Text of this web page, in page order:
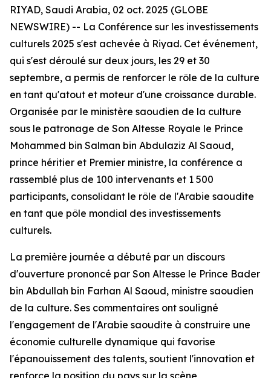
RIYAD, Saudi Arabia, 02 oct. 2025 (GLOBE
NEWSWIRE) -- La Conférence sur les investissements
culturels 2025 s'est achevée à Riyad. Cet événement,
qui s'est déroulé sur deux jours, les 29 et 30
septembre, a permis de renforcer le rôle de la culture
en tant qu'atout et moteur d'une croissance durable.
Organisée par le ministère saoudien de la culture
sous le patronage de Son Altesse Royale le Prince
Mohammed bin Salman bin Abdulaziz Al Saoud,
prince héritier et Premier ministre, la conférence a
rassemblé plus de 100 intervenants et 1 500
participants, consolidant le rôle de l'Arabie saoudite
en tant que pôle mondial des investissements
culturels.
La première journée a débuté par un discours
d'ouverture prononcé par Son Altesse le Prince Bader
bin Abdullah bin Farhan Al Saoud, ministre saoudien
de la culture. Ses commentaires ont souligné
l'engagement de l'Arabie saoudite à construire une
économie culturelle dynamique qui favorise
l'épanouissement des talents, soutient l'innovation et
renforce la position du pays sur la scène